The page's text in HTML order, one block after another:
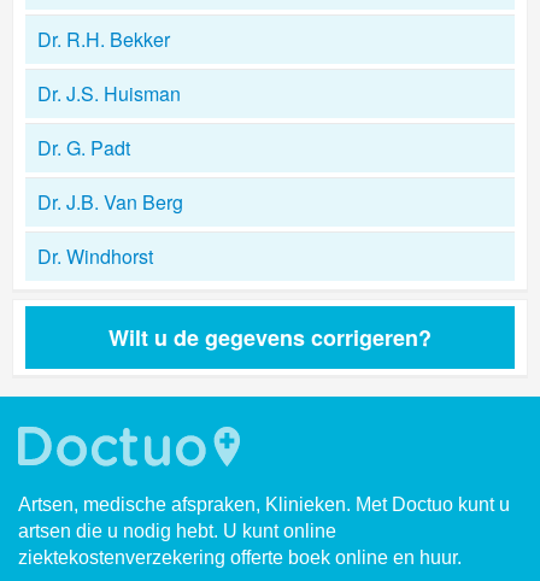
Dr. R.H. Bekker
Dr. J.S. Huisman
Dr. G. Padt
Dr. J.B. Van Berg
Dr. Windhorst
Wilt u de gegevens corrigeren?
Artsen, medische afspraken, Klinieken. Met Doctuo kunt u
artsen die u nodig hebt. U kunt online
ziektekostenverzekering offerte boek online en huur.